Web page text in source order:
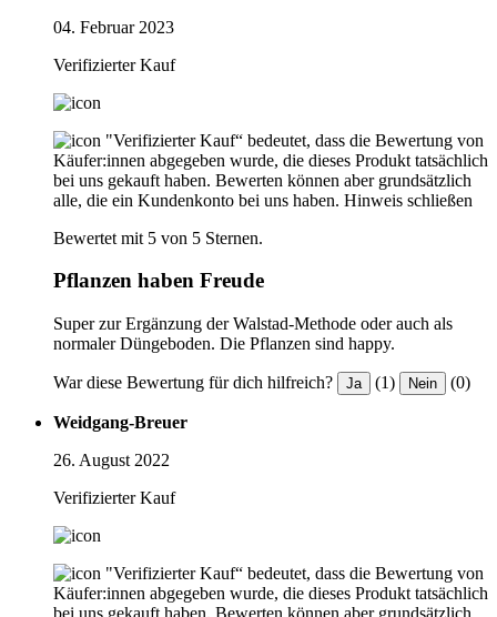
04. Februar 2023
Verifizierter Kauf
"Verifizierter Kauf“ bedeutet, dass die Bewertung von
Käufer:innen abgegeben wurde, die dieses Produkt tatsächlich
bei uns gekauft haben. Bewerten können aber grundsätzlich
alle, die ein Kundenkonto bei uns haben. Hinweis schließen
Bewertet mit 5 von 5 Sternen.
Pflanzen haben Freude
Super zur Ergänzung der Walstad-Methode oder auch als
normaler Düngeboden. Die Pflanzen sind happy.
War diese Bewertung für dich hilfreich? Ja (1) Nein (0)
Weidgang-Breuer
26. August 2022
Verifizierter Kauf
"Verifizierter Kauf“ bedeutet, dass die Bewertung von
Käufer:innen abgegeben wurde, die dieses Produkt tatsächlich
bei uns gekauft haben. Bewerten können aber grundsätzlich